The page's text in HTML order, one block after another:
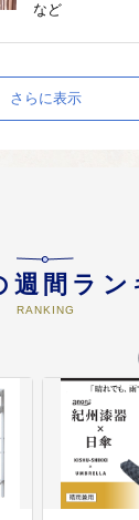
など
安全で安心な暮
くり
防災・減災対策
時代に即した信
を展開するまち
自治体DX・シ
さらに表示
週間ラン
RANKING